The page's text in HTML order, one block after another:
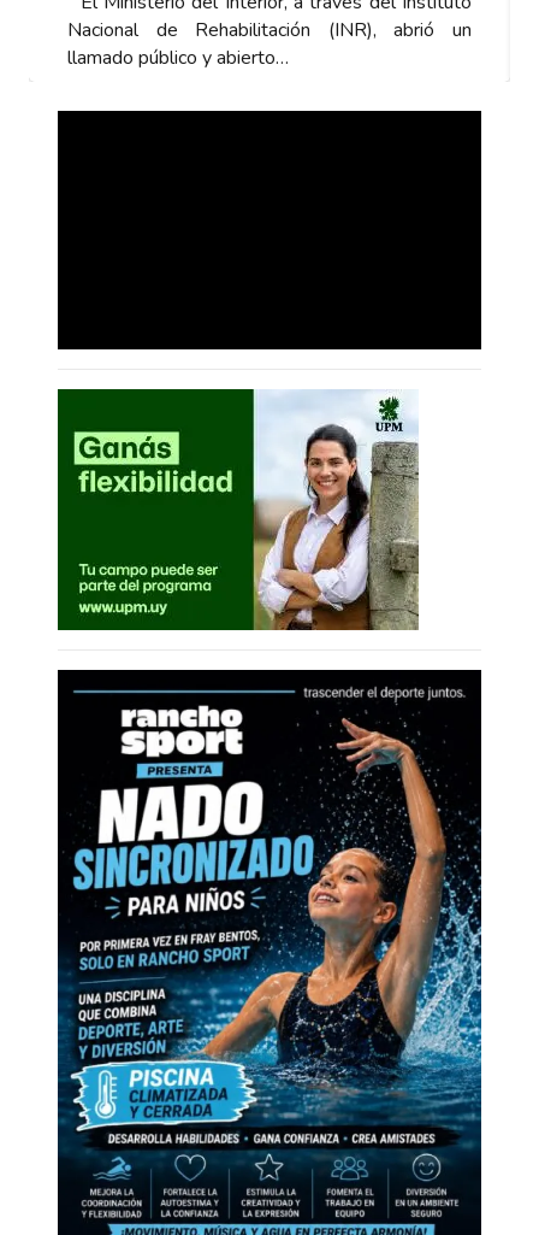
abrió un
Nacional de Rehabilitación (INR),
llamado público y abierto…